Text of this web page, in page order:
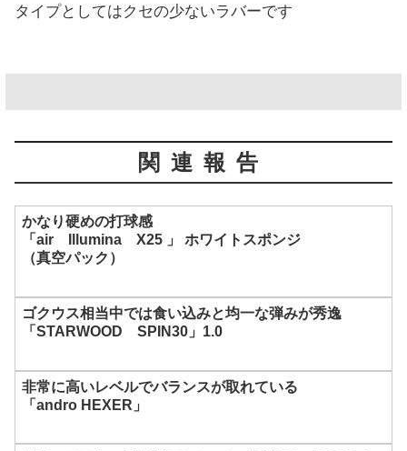
タイプとしてはクセの少ないラバーです
関連報告
かなり硬めの打球感
「air Illumina X25 」 ホワイトスポンジ
（真空パック）
ゴクウス相当中では食い込みと均一な弾みが秀逸
「STARWOOD SPIN30」1.0
非常に高いレベルでバランスが取れている
「andro HEXER」